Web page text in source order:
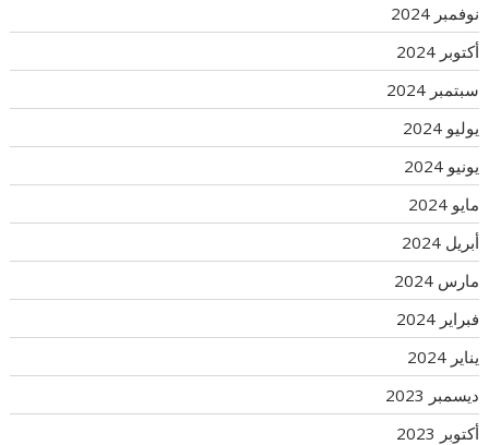
نوفمبر 2024
أكتوبر 2024
سبتمبر 2024
يوليو 2024
يونيو 2024
مايو 2024
أبريل 2024
مارس 2024
فبراير 2024
يناير 2024
ديسمبر 2023
أكتوبر 2023